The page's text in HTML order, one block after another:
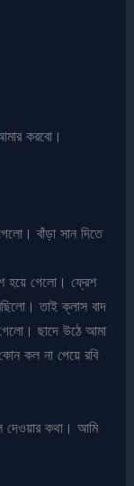
করবো।
বাঁড়া সান দিতে
হয়ে গেলো। ফ্রেশ
তাই ক্লাস বাদ
ছাদে উঠে আমা
কল না পেয়ে রবি
দেওয়ার কথা। আমি